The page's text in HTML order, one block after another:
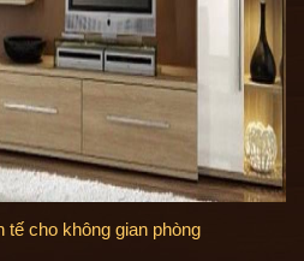
tế cho không gian phòng